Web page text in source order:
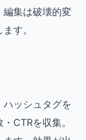
編集は破壊的変
す。
ッシュタグを
CTRを収集。